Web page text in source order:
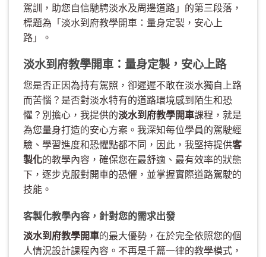
駕訓，助您自信馳騁淡水及周邊道路」的第三段落，
標題為「淡水到府教學開車：量身定製，安心上
路」。
淡水到府教學開車：量身定製，安心上路
您是否正因為持有駕照，卻遲遲不敢在淡水獨自上路
而苦惱？是否對淡水特有的道路環境感到陌生和恐
懼？別擔心，我提供的淡水到府教學開車課程，就是
為您量身打造的安心方案。我深知每位學員的駕駛經
驗、學習進度和恐懼點都不同，因此，我堅持提供客
製化的教學內容，確保您在最舒適、最有效率的狀態
下，逐步克服對開車的恐懼，並掌握實際道路駕駛的
技能。
客製化教學內容，針對您的需求出發
淡水到府教學開車的最大優勢，在於完全依照您的個
人情況設計課程內容。不再是千篇一律的教學模式，